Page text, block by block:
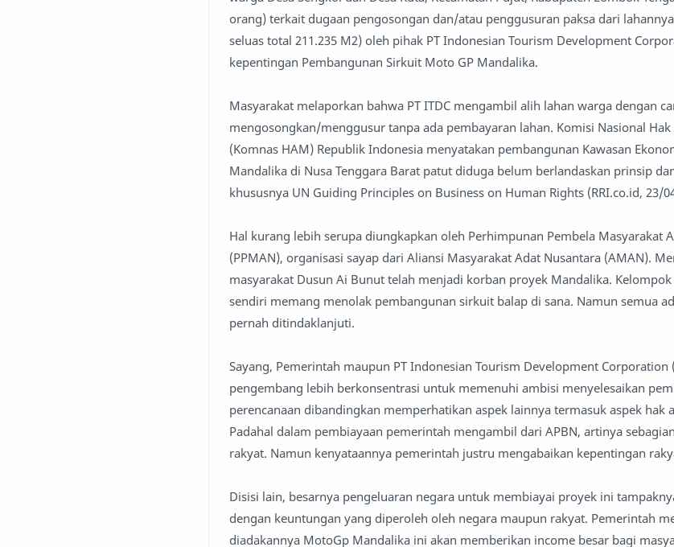
orang) terkait dugaan pengosongan dan/atau penggusuran paksa dari
seluas total 211.235 M2) oleh pihak PT Indonesian Tourism Development
kepentingan Pembangunan Sirkuit Moto GP Mandalika.
Masyarakat melaporkan bahwa PT ITDC mengambil alih lahan warga dengan
mengosongkan/menggusur tanpa ada pembayaran lahan. Komisi Nasional Hak
(Komnas HAM) Republik Indonesia menyatakan pembangunan Kawasan
Mandalika di Nusa Tenggara Barat patut diduga belum berlandaskan prinsip
khususnya UN Guiding Principles on Business on Human Rights (RRI.co.id, 23/
Hal kurang lebih serupa diungkapkan oleh Perhimpunan Pembela Masyarakat
(PPMAN), organisasi sayap dari Aliansi Masyarakat Adat Nusantara (AMAN).
masyarakat Dusun Ai Bunut telah menjadi korban proyek Mandalika.
sendiri memang menolak pembangunan sirkuit balap di sana. Namun semua
pernah ditindaklanjuti.
Sayang, Pemerintah maupun PT Indonesian Tourism Development Corporation‎
pengembang lebih berkonsentrasi untuk memenuhi ambisi menyelesaikan
perencanaan dibandingkan memperhatikan aspek lainnya termasuk aspek hak
Padahal dalam pembiayaan pemerintah mengambil dari APBN, artinya
rakyat. Namun kenyataannya pemerintah justru mengabaikan kepentingan
Disisi lain, besarnya pengeluaran negara untuk membiayai proyek ini
dengan keuntungan yang diperoleh oleh negara maupun rakyat. Pemerintah
diadakannya MotoGp Mandalika ini akan memberikan income besar bagi